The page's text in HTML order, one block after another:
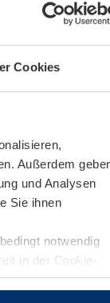
Cookies
Außerdem
und Analysen
Sie ihnen
notwendig
in der Cookie-